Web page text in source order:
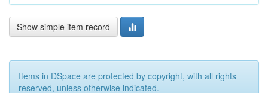
Show simple item record
Items in DSpace are protected by copyright, with all rights
reserved, unless otherwise indicated.